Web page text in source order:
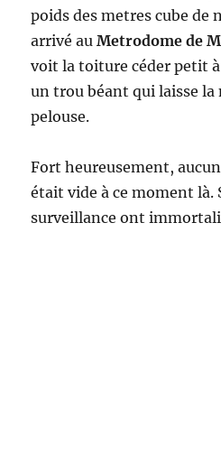
poids des metres cube de
arrivé auMetrodome de
voit la toiture céder petit
un trou béant qui laisse la
pelouse.
Fort heureusement,
était vide à ce moment là.
surveillance ont